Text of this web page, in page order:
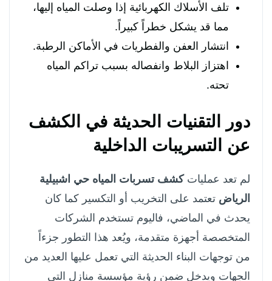
تلف الأسلاك الكهربائية إذا وصلت المياه إليها،
مما قد يشكل خطراً كبيراً.
انتشار العفن والفطريات في الأماكن الرطبة.
اهتزاز البلاط وانفصاله بسبب تراكم المياه
تحته.
دور التقنيات الحديثة في الكشف
عن التسريبات الداخلية
لم تعد عملياتكشف تسربات المياه حي اشبيلية
الرياض تعتمد على التخريب أو التكسير كما كان
يحدث في الماضي، فاليوم تستخدم الشركات
المتخصصة أجهزة متقدمة، ويُعد هذا التطور جزءاً
من توجهات البناء الحديثة التي تعمل عليها العديد من
الجهات ويدخل ضمن رؤية مؤسسة منازل التي